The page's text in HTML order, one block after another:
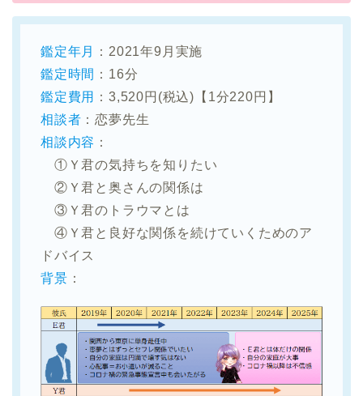
鑑定年月
：2021年9月実施
鑑定時間 ：16分
鑑定費用
：3,520円(税込)【1分220円】
相談者 ：恋夢先生
相談内容 ：
①Ｙ君の気持ちを知りたい
②Ｙ君と奥さんの関係は
③Ｙ君のトラウマとは
④Ｙ君と良好な関係を続けていくためのア
ドバイス
背景 ：